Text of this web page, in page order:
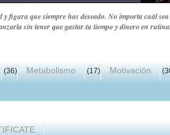
figura que siempre has deseado. No importa cuál
sin tener que gastar tu tiempo y dinero en
(36) Metabolismo (17) Motivación